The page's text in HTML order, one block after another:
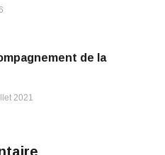
de la
2021